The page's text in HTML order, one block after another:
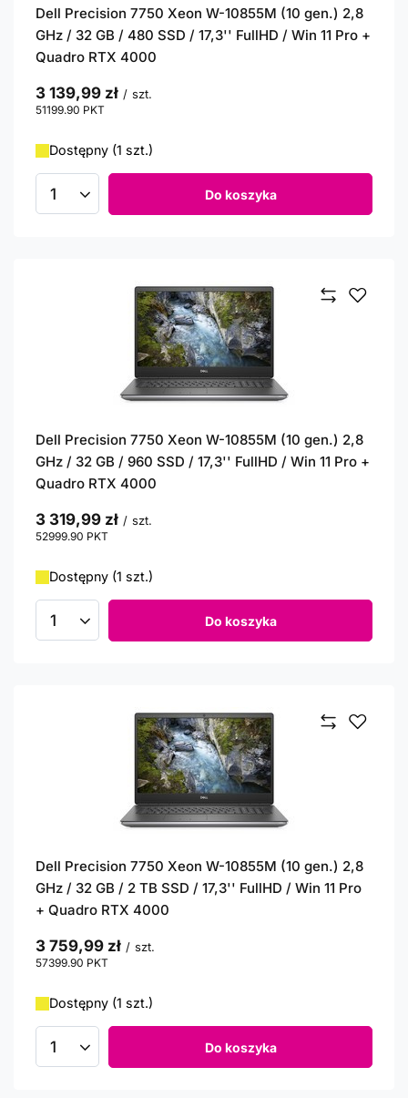
Dell Precision 7750 Xeon W-10855M (10 gen.) 2,8
GHz / 32 GB / 480 SSD / 17,3'' FullHD / Win 11 Pro +
Quadro RTX 4000
3 139,99 zł / szt.
51199.90 PKT
Dostępny (1 szt.)
Ilość produktów Do koszyka
Dell Precision 7750 Xeon W-10855M (10 gen.) 2,8
GHz / 32 GB / 960 SSD / 17,3'' FullHD / Win 11 Pro +
Quadro RTX 4000
3 319,99 zł / szt.
52999.90 PKT
Dostępny (1 szt.)
Ilość produktów Do koszyka
Dell Precision 7750 Xeon W-10855M (10 gen.) 2,8
GHz / 32 GB / 2 TB SSD / 17,3'' FullHD / Win 11 Pro
+ Quadro RTX 4000
3 759,99 zł / szt.
57399.90 PKT
Dostępny (1 szt.)
Ilość produktów Do koszyka